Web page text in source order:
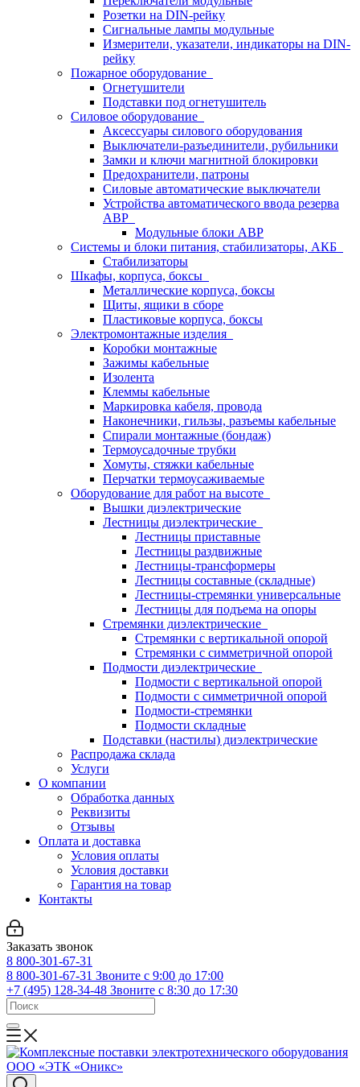
Розетки на DIN-рейку
Сигнальные лампы модульные
Измерители, указатели, индикаторы на DIN-
рейку
Пожарное оборудование
Огнетушители
Подставки под огнетушитель
Силовое оборудование
Аксессуары силового оборудования
Выключатели-разъединители, рубильники
Замки и ключи магнитной блокировки
Предохранители, патроны
Силовые автоматические выключатели
Устройства автоматического ввода резерва
АВР
Модульные блоки АВР
Системы и блоки питания, стабилизаторы, АКБ
Стабилизаторы
Шкафы, корпуса, боксы
Металлические корпуса, боксы
Щиты, ящики в сборе
Пластиковые корпуса, боксы
Электромонтажные изделия
Коробки монтажные
Зажимы кабельные
Изолента
Клеммы кабельные
Маркировка кабеля, провода
Наконечники, гильзы, разъемы кабельные
Спирали монтажные (бондаж)
Термоусадочные трубки
Хомуты, стяжки кабельные
Перчатки термоусаживаемые
Оборудование для работ на высоте
Вышки диэлектрические
Лестницы диэлектрические
Лестницы приставные
Лестницы раздвижные
Лестницы-трансформеры
Лестницы составные (складные)
Лестницы-стремянки универсальные
Лестницы для подъема на опоры
Стремянки диэлектрические
Стремянки с вертикальной опорой
Стремянки с симметричной опорой
Подмости диэлектрические
Подмости с вертикальной опорой
Подмости с симметричной опорой
Подмости-стремянки
Подмости складные
Подставки (настилы) диэлектрические
Распродажа склада
Услуги
О компании
Обработка данных
Реквизиты
Отзывы
Оплата и доставка
Условия оплаты
Условия доставки
Гарантия на товар
Контакты
Заказать звонок
8 800-301-67-31
8 800-301-67-31 Звоните с 9:00 до 17:00
+7 (495) 128-34-48 Звоните с 8:30 до 17:30